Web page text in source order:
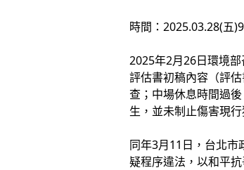
時間：2025.03.28(五
2025年2月26日環境
評估書初稿內容（評
查；中場休息時間過
生，並未制止傷害現
同年3月11日，台北市
疑程序違法，以和平